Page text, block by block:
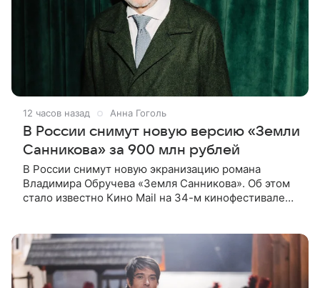
12 часов назад Анна Гоголь
В России снимут новую версию «Земли
Санникова» за 900 млн рублей
В России снимут новую экранизацию романа
Владимира Обручева «Земля Санникова». Об этом
стало известно Кино Mail на 34-м кинофестивале